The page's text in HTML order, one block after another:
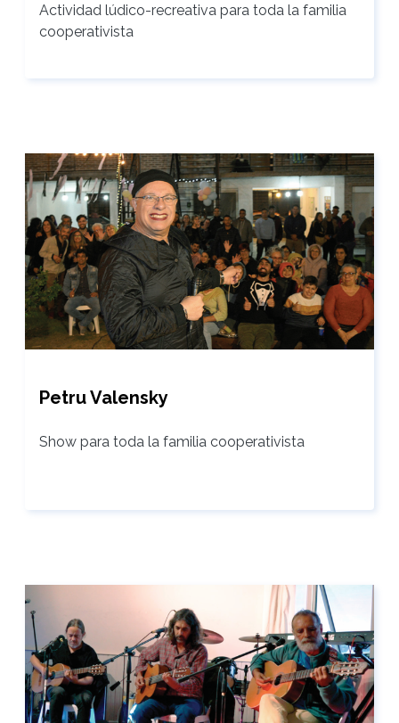
Actividad lúdico-recreativa para toda la familia
cooperativista
Petru Valensky
Show para toda la familia cooperativista